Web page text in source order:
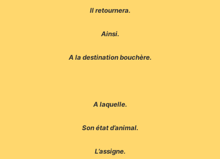
Il retournera.
Ainsi.
A la destination bouchère.
A laquelle.
Son état d’animal.
L’assigne.